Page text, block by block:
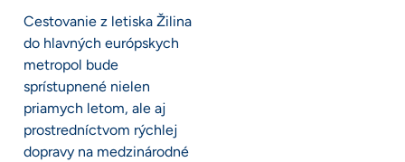
Cestovanie z letiska Žilina
do hlavných európskych
metropol bude
sprístupnené nielen
priamych letom, ale aj
prostredníctvom rýchlej
dopravy na medzinárodné